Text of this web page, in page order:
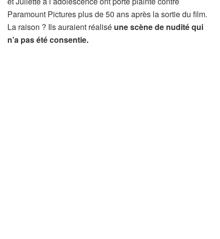
Paramount Pictures plus de 50 ans après la sortie du film.
La raison ? Ils auraient réalisé une scène de nudité qui
n’a pas été consentie.